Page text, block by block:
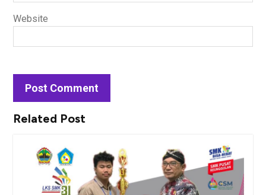
Website
Related Post